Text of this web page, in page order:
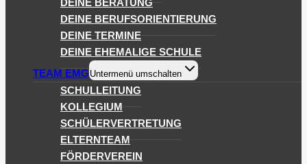
DEINE BERUFSORIENTIERUNG
DEINE TERMINE
DEINE EHEMALIGE SCHULE
TEAM EMG Untermenü umschalten
SCHULLEITUNG
KOLLEGIUM
SCHÜLERVERTRETUNG
ELTERNTEAM
FÖRDERVEREIN